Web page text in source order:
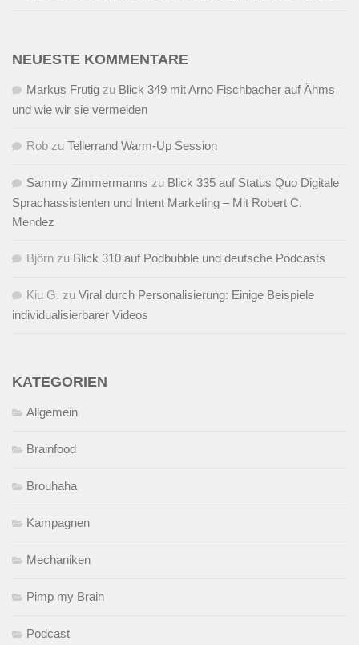
NEUESTE KOMMENTARE
Markus Frutig zu Blick 349 mit Arno Fischbacher auf Ähms
und wie wir sie vermeiden
Rob zu Tellerrand Warm-Up Session
Sammy Zimmermanns zu Blick 335 auf Status Quo Digitale
Sprachassistenten und Intent Marketing – Mit Robert C.
Mendez
Björn zu Blick 310 auf Podbubble und deutsche Podcasts
Kiu G. zu Viral durch Personalisierung: Einige Beispiele
individualisierbarer Videos
KATEGORIEN
Allgemein
Brainfood
Brouhaha
Kampagnen
Mechaniken
Pimp my Brain
Podcast